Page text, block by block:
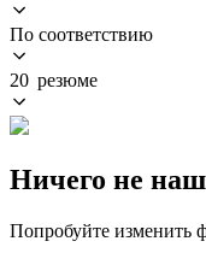
По соответствию
20 резюме
Ничего не
Попробуйте изменить